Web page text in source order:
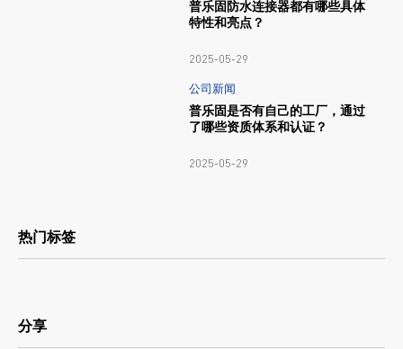
普乐固防水连接器都有哪些具体
特性和亮点？
2025-05-29
公司新闻
普乐固是否有自己的工厂，通过
了哪些资质体系和认证？
2025-05-29
热门标签
分享